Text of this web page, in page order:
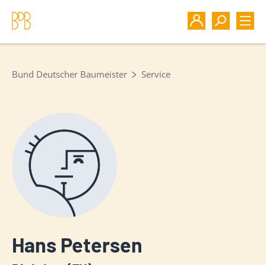
Bund Deutscher Baumeister Service
Hans Petersen